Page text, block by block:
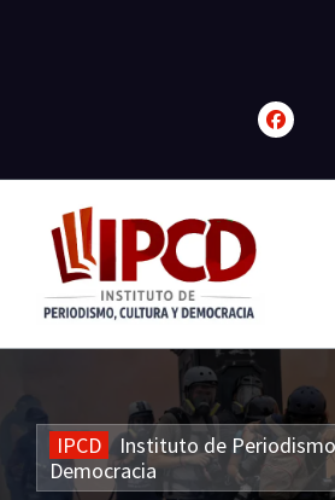
IPCD Instituto de
Democracia